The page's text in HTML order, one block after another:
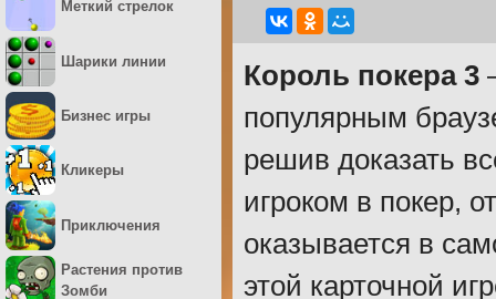
Король покера 3
популярным
решив доказать
игроком в покер,
оказывается в
этой карточной
Меткий стрелок
Шарики линии
Бизнес игры
Кликеры
Приключения
Растения против
Зомби